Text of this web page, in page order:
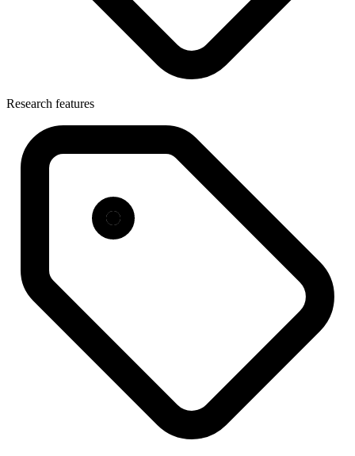
Research features